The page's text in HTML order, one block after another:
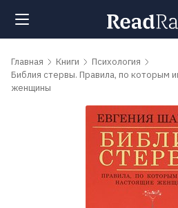
Поиск
Главная Книги
Психология
Библия стервы. Правила, по которым
женщины